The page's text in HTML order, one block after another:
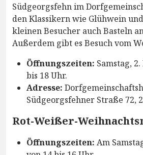
Südgeorgsfehn im
den Klassikern wie Glühwein
kleinen Besucher auch Basteln
Außerdem gibt es Besuch vom
Öffnungszeiten: Samstag,
bis 18 Uhr.
Adresse:
Südgeorgsfehner Straße 72,
Rot-Weißer-
Öffnungszeiten: Am